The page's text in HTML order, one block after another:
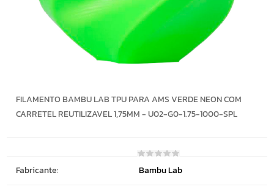
FILAMENTO BAMBU LAB TPU PARA AMS VERDE NEON COM
CARRETEL REUTILIZAVEL 1,75MM - U02-G0-1.75-1000-SPL
Fabricante: Bambu Lab